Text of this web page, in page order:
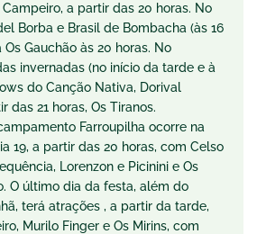
a partir das 20 horas. No
Borba e Brasil de Bombacha (às 16
Os Gauchão às 20 horas. No
invernadas (no início da tarde e à
do Canção Nativa, Dorival
das 21 horas, Os Tiranos.
Farroupilha ocorre na
19, a partir das 20 horas, com Celso
Lorenzon e Picinini e Os
O último dia da festa, além do
terá atrações , a partir da tarde,
Murilo Finger e Os Mirins, com